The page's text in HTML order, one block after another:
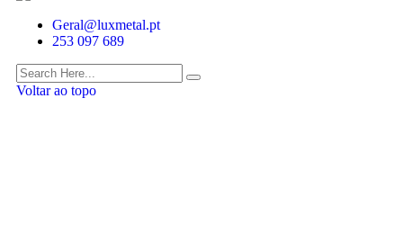
Geral@luxmetal.pt
253 097 689
Voltar ao topo